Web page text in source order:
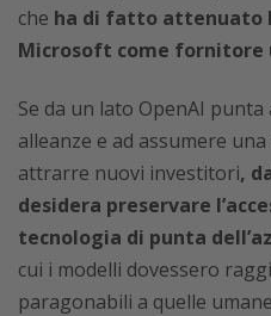
che ha di fatto attenuato
Microsoft come
Se da un lato OpenAI
alleanze e ad assumere
attrarre nuovi investitori,
desidera preservare
tecnologia di punta
cui i modelli dovessero
paragonabili a quelle